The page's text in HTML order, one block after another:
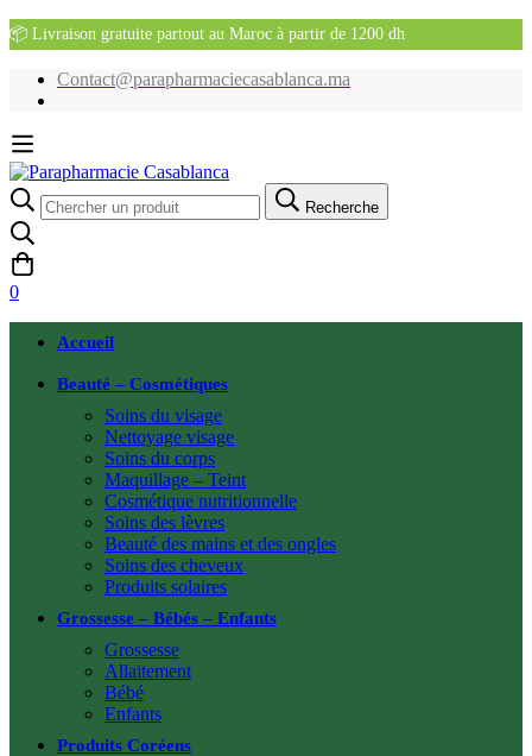
📦 Livraison gratuite partout au Maroc à partir de 1200 dh
Contact@parapharmaciecasablanca.ma
Recherche
pour:
Recherche
0
Accueil
Beauté – Cosmétiques
Soins du visage
Nettoyage visage
Soins du corps
Maquillage – Teint
Cosmétique nutritionnelle
Soins des lèvres
Beauté des mains et des ongles
Soins des cheveux
Produits solaires
Grossesse – Bébés – Enfants
Grossesse
Allaitement
Bébé
Enfants
Produits Coréens